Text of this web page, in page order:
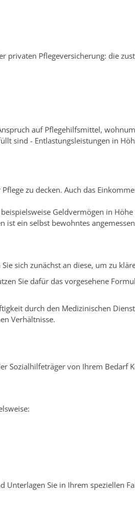
Pflegeversicherung: die
auf Pflegehilfsmittel,
sind - Entlastungsleistungen in
zu decken. Auch das
Geldvermögen in
ein selbst bewohntes
sich zunächst an diese, um zu
Sie dafür das vorgesehene
durch den Medizinischen
Verhältnisse.
Sozialhilfeträger von Ihrem Bedarf
Unterlagen Sie in Ihrem speziellen